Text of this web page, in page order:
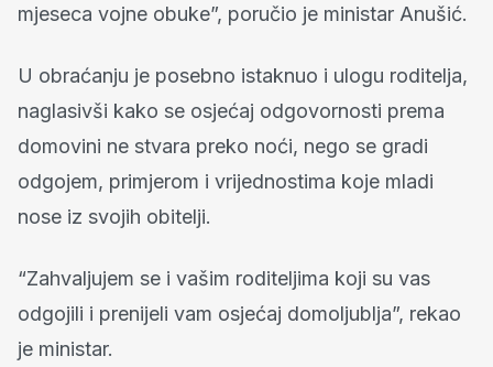
mjeseca vojne obuke”, poručio je ministar Anušić.
U obraćanju je posebno istaknuo i ulogu roditelja,
naglasivši kako se osjećaj odgovornosti prema
domovini ne stvara preko noći, nego se gradi
odgojem, primjerom i vrijednostima koje mladi
nose iz svojih obitelji.
“Zahvaljujem se i vašim roditeljima koji su vas
odgojili i prenijeli vam osjećaj domoljublja”, rekao
je ministar.